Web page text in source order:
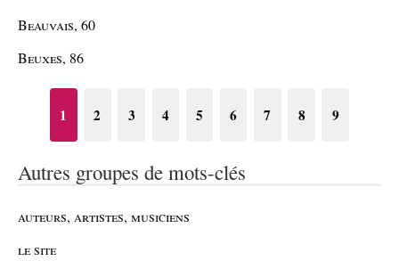
Beauvais, 60
Beuxes, 86
1 2 3 4 5 6 7 8 9
Autres groupes de mots-clés
auteurs, artistes, musiciens
le site